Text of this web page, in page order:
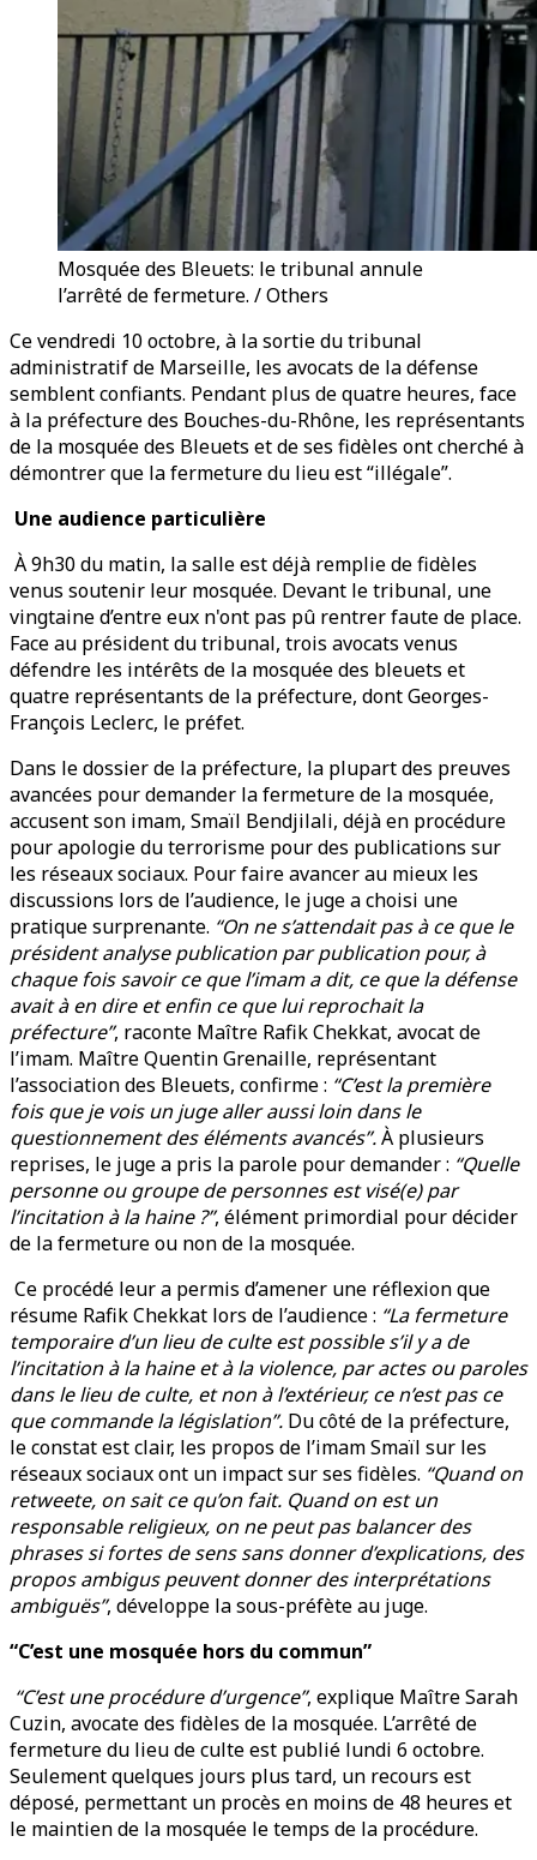
Mosquée des Bleuets: le tribunal annule
l’arrêté de fermeture. / Others
Ce vendredi 10 octobre, à la sortie du tribunal
administratif de Marseille, les avocats de la défense
semblent confiants. Pendant plus de quatre heures, face
à la préfecture des Bouches-du-Rhône, les représentants
de la mosquée des Bleuets et de ses fidèles ont cherché à
démontrer que la fermeture du lieu est “illégale”.
Une audience particulière
À 9h30 du matin, la salle est déjà remplie de fidèles
venus soutenir leur mosquée. Devant le tribunal, une
vingtaine d’entre eux n'ont pas pû rentrer faute de place.
Face au président du tribunal, trois avocats venus
défendre les intérêts de la mosquée des bleuets et
quatre représentants de la préfecture, dont Georges-
François Leclerc, le préfet.
Dans le dossier de la préfecture, la plupart des preuves
avancées pour demander la fermeture de la mosquée,
accusent son imam, Smaïl Bendjilali, déjà en procédure
pour apologie du terrorisme pour des publications sur
les réseaux sociaux. Pour faire avancer au mieux les
discussions lors de l’audience, le juge a choisi une
pratique surprenante. “On ne s’attendait pas à ce que le
président analyse publication par publication pour, à
chaque fois savoir ce que l’imam a dit, ce que la défense
avait à en dire et enfin ce que lui reprochait la
préfecture”, raconte Maître Rafik Chekkat, avocat de
l’imam. Maître Quentin Grenaille, représentant
l’association des Bleuets, confirme : “C’est la première
fois que je vois un juge aller aussi loin dans le
questionnement des éléments avancés”.À plusieurs
reprises, le juge a pris la parole pour demander : “Quelle
personne ou groupe de personnes est visé(e) par
l’incitation à la haine ?”, élément primordial pour décider
de la fermeture ou non de la mosquée.
Ce procédé leur a permis d’amener une réflexion que
résume Rafik Chekkat lors de l’audience : “La fermeture
temporaire d’un lieu de culte est possible s’il y a de
l’incitation à la haine et à la violence, par actes ou paroles
dans le lieu de culte, et non à l’extérieur, ce n’est pas ce
que commande la législation”. Du côté de la préfecture,
le constat est clair, les propos de l’imam Smaïl sur les
réseaux sociaux ont un impact sur ses fidèles. “Quand on
retweete, on sait ce qu’on fait. Quand on est un
responsable religieux, on ne peut pas balancer des
phrases si fortes de sens sans donner d’explications, des
propos ambigus peuvent donner des interprétations
ambiguës”, développe la sous-préfète au juge.
“C’est une mosquée hors du commun”
“C’est une procédure d’urgence”, explique Maître Sarah
Cuzin, avocate des fidèles de la mosquée. L’arrêté de
fermeture du lieu de culte est publié lundi 6 octobre.
Seulement quelques jours plus tard, un recours est
déposé, permettant un procès en moins de 48 heures et
le maintien de la mosquée le temps de la procédure.